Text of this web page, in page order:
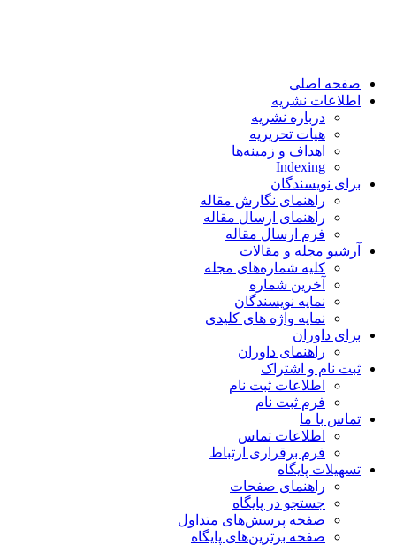
صفحه اصلی
اطلاعات نشریه
درباره نشریه
هیات تحریریه
اهداف و زمینه‌ها
Indexing
برای نویسندگان
راهنمای نگارش مقاله
راهنمای ارسال مقاله
فرم ارسال مقاله
آرشیو مجله و مقالات
کلیه شماره‌های مجله
آخرین شماره
نمایه نویسندگان
نمایه واژه های کلیدی
برای داوران
راهنمای داوران
ثبت نام و اشتراک
اطلاعات ثبت نام
فرم ثبت نام
تماس با ما
اطلاعات تماس
فرم برقراری ارتباط
تسهیلات پایگاه
راهنمای صفحات
جستجو در پایگاه
صفحه پرسش‌های متداول
صفحه برترین‌های پایگاه